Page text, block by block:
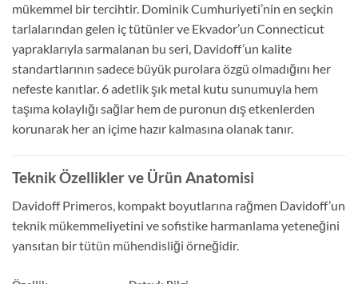
mükemmel bir tercihtir. Dominik Cumhuriyeti’nin en seçkin
tarlalarından gelen iç tütünler ve Ekvador’un Connecticut
yapraklarıyla sarmalanan bu seri, Davidoff’un kalite
standartlarının sadece büyük purolara özgü olmadığını her
nefeste kanıtlar. 6 adetlik şık metal kutu sunumuyla hem
taşıma kolaylığı sağlar hem de puronun dış etkenlerden
korunarak her an içime hazır kalmasına olanak tanır.
Teknik Özellikler ve Ürün Anatomisi
Davidoff Primeros, kompakt boyutlarına rağmen Davidoff’un
teknik mükemmeliyetini ve sofistike harmanlama yeteneğini
yansıtan bir tütün mühendisliği örneğidir.